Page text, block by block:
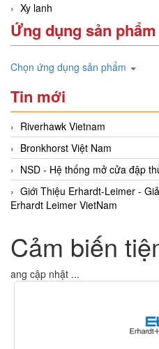
Xy lanh
Ứng dụng sản phẩm
Chọn ứng dụng sản phẩm
Tin mới
Riverhawk Vietnam
Bronkhorst Việt Nam
NSD - Hệ thống mở cửa đập
Giới Thiệu Erhardt-Leimer -
Erhardt Leimer VietNam
Cảm biến
Đang cập nhật ...